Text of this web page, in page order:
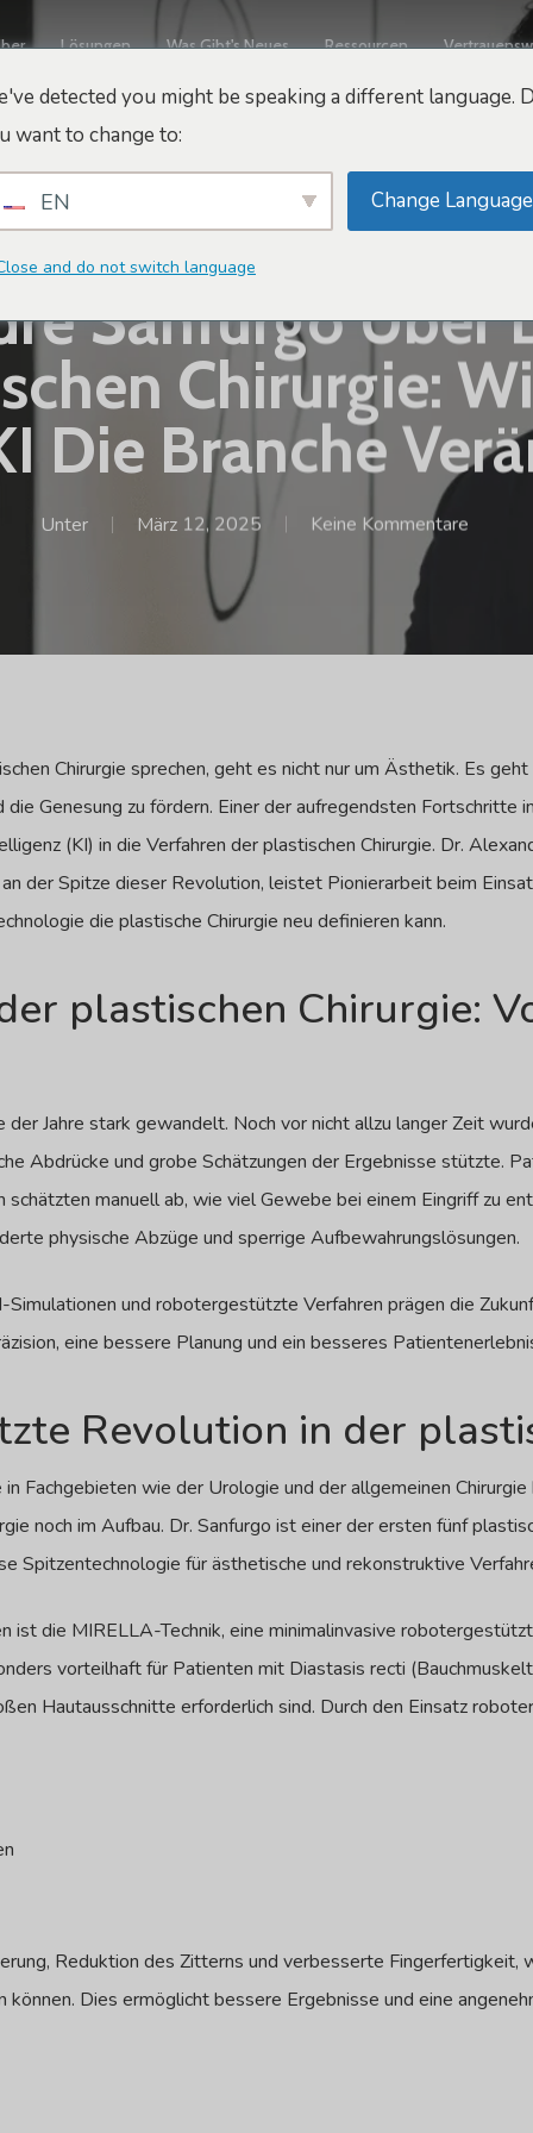
Lösungen Was Gibt's Neues Ressourcen
Sanfurgo Über
Chirurgie:
Die Branche
Unter März 12, 2025 Keine Kommentare
Chirurgie sprechen, geht es nicht nur um Ästhetik. Es
die Genesung zu fördern. Einer der aufregendsten
(KI) in die Verfahren der plastischen Chirurgie. Dr.
der Spitze dieser Revolution, leistet Pionierarbeit beim
die plastische Chirurgie neu definieren kann.
plastischen Chirurgie:
der Jahre stark gewandelt. Noch vor nicht allzu langer Zeit
Abdrücke und grobe Schätzungen der Ergebnisse stützte.
manuell ab, wie viel Gewebe bei einem Eingriff zu
physische Abzüge und sperrige Aufbewahrungslösungen.
und robotergestützte Verfahren prägen die
eine bessere Planung und ein besseres
Revolution in der
Fachgebieten wie der Urologie und der allgemeinen
noch im Aufbau. Dr. Sanfurgo ist einer der ersten fünf
Spitzentechnologie für ästhetische und rekonstruktive
ist die MIRELLA-Technik, eine minimalinvasive
vorteilhaft für Patienten mit Diastasis recti
Hautausschnitte erforderlich sind. Durch den Einsatz
Reduktion des Zitterns und verbesserte Fingerfertigkeit,
Dies ermöglicht bessere Ergebnisse und eine
detected you might be speaking a different language.
want to change to:
EN Change Language
and do not switch language